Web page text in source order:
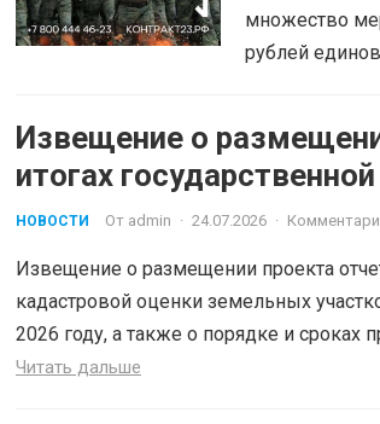
множество
рублей
Извещение о
итогах
земельных участков на
Краснодарского края в
НОВОСТИ От admin · 24.07.2026 ·
Извещение о размещении проекта
кадастровой оценки земельных
2026 году, а также о порядке и сроках
Читать дальше